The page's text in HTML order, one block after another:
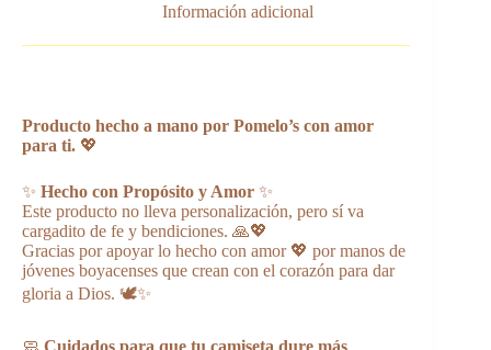
Información adicional
Producto hecho a mano por Pomelo’s con amor
para ti. 💖
✨ Hecho con Propósito y Amor ✨
Este producto no lleva personalización, pero sí va
cargadito de fe y bendiciones. 🙏💖
Gracias por apoyar lo hecho con amor 💖 por manos de
jóvenes boyacenses que crean con el corazón para dar
gloria a Dios. 🕊️✨
🧼 Cuidados para que tu camiseta dure más